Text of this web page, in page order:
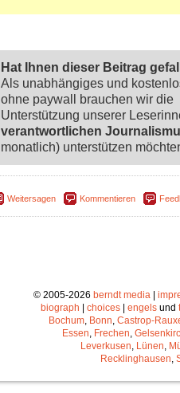
Hat Ihnen dieser Beitrag
Als unabhängiges und
ohne paywall brauchen wir die
Unterstützung unserer
verantwortlichen
monatlich) unterstützen
Weitersagen Kommentieren
© 2005-2026 berndt media|
biograph | choices | engels und
Bochum, Bonn, Castrop-
Essen, Frechen,
Leverkusen, Lünen,
Recklinghausen,